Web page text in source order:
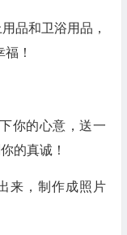
品和卫浴用品，
！
你的心意，送一
的真诚！
来，制作成照片